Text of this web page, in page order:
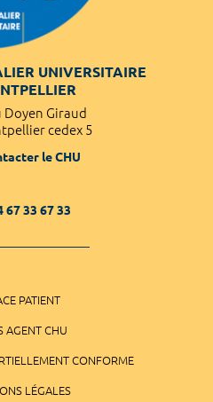
UNIVERSITAIRE
Doyen Giraud
cedex 5
le CHU
67 33 67 33
PATIENT
AGENT CHU
CONFORME
LÉGALES